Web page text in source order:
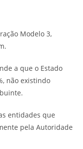
Modelo 3,
a que o Estado
não existindo
entidades que
pela Autoridade